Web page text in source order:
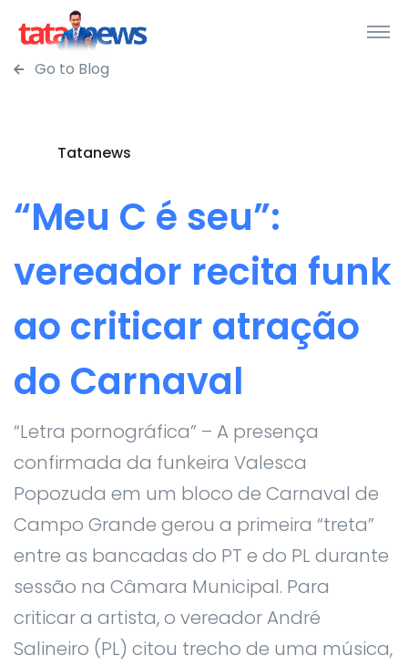
Go to Blog
Tatanews
“Meu C é seu”:
vereador recita funk
ao criticar atração
do Carnaval
“Letra pornográfica” – A presença
confirmada da funkeira Valesca
Popozuda em um bloco de Carnaval de
Campo Grande gerou a primeira “treta”
entre as bancadas do PT e do PL durante
sessão na Câmara Municipal. Para
criticar a artista, o vereador André
Salineiro (PL) citou trecho de uma música,